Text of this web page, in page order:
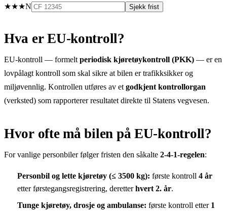
★★★N Sjekk frist
Hva er EU-kontroll?
EU-kontroll — formelt periodisk kjøretøykontroll (PKK) — er en
lovpålagt kontroll som skal sikre at bilen er trafikksikker og
miljøvennlig. Kontrollen utføres av et godkjent kontrollorgan
(verksted) som rapporterer resultatet direkte til Statens vegvesen.
Hvor ofte må bilen på EU-kontroll?
For vanlige personbiler følger fristen den såkalte 2-4-1-regelen:
Personbil og lette kjøretøy (≤ 3500 kg): første kontroll 4 år
etter førstegangsregistrering, deretterhvert 2. år.
Tunge kjøretøy, drosje og ambulanse: første kontroll etter 1